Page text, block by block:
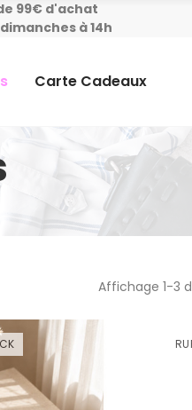
99€ d'achat
à 14h
Carte Cadeaux
Affichage 1-3